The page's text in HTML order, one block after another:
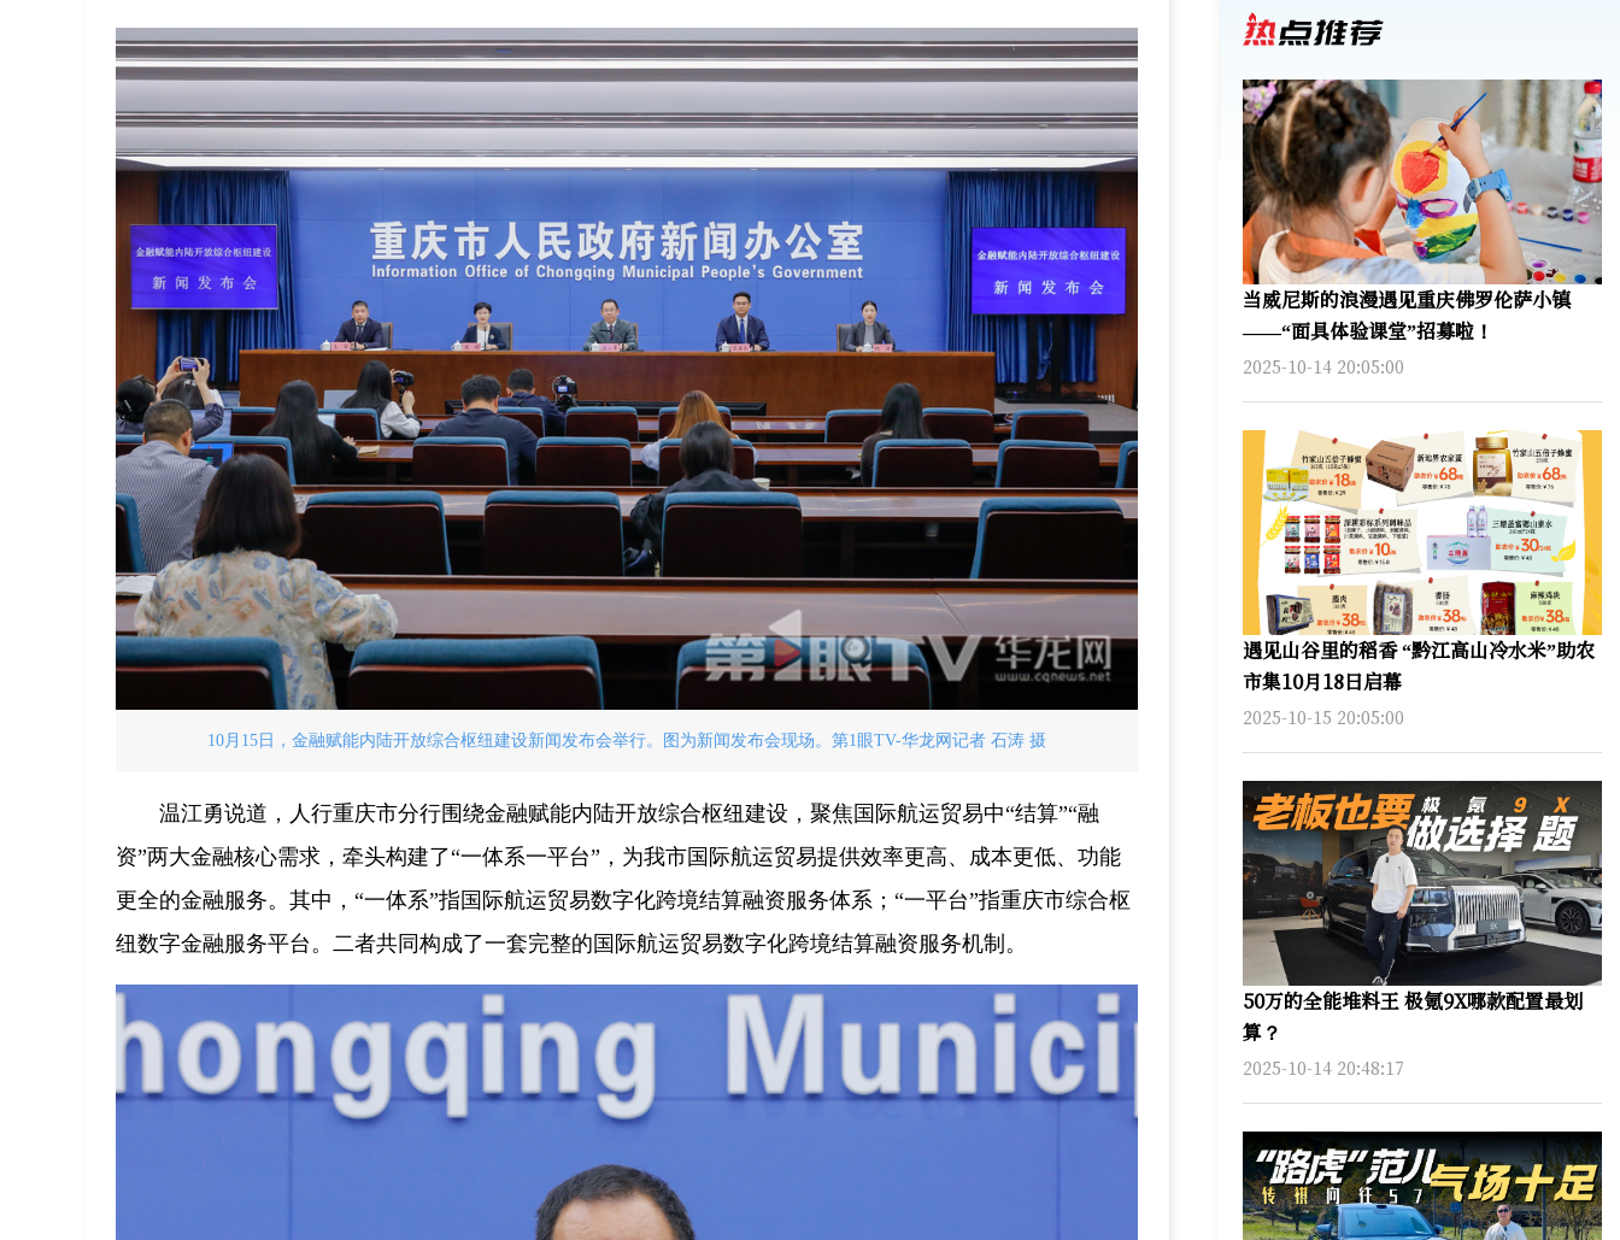
10月15日，金融赋能内陆开放综合枢纽建设新闻发布会举行。图为新闻发布会现场。第1眼TV-华龙网记者 石涛 摄
温江勇说道，人行重庆市分行围绕金融赋能内陆开放综合枢纽建设，聚焦国际航运贸易中“结算”“融
资”两大金融核心需求，牵头构建了“一体系一平台”，为我市国际航运贸易提供效率更高、成本更低、功能
更全的金融服务。其中，“一体系”指国际航运贸易数字化跨境结算融资服务体系；“一平台”指重庆市综合枢
纽数字金融服务平台。二者共同构成了一套完整的国际航运贸易数字化跨境结算融资服务机制。
当威尼斯的浪漫遇见重庆佛罗伦萨小镇
——“面具体验课堂”招募啦！
2025-10-14 20:05:00
遇见山谷里的稻香 “黔江高山冷水米”助农
市集10月18日启幕
2025-10-15 20:05:00
50万的全能堆料王 极氪9X哪款配置最划
算？
2025-10-14 20:48:17